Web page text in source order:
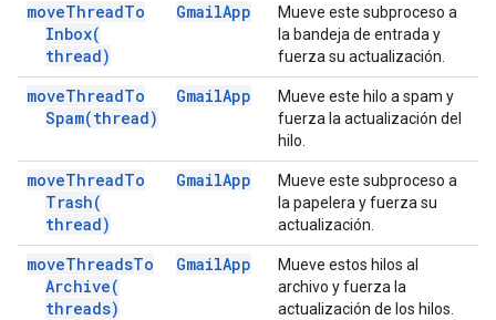
moveThreadTo
Inbox(
thread)
GmailApp
Mueve este subproceso a
la bandeja de entrada y
fuerza su actualización.
moveThreadTo
Spam(thread)
GmailApp
Mueve este hilo a spam y
fuerza la actualización del
hilo.
moveThreadTo
Trash(
thread)
GmailApp
Mueve este subproceso a
la papelera y fuerza su
actualización.
moveThreadsTo
Archive(
threads)
GmailApp
Mueve estos hilos al
archivo y fuerza la
actualización de los hilos.